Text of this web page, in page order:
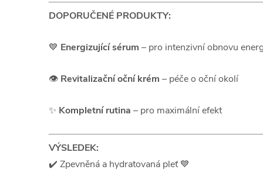
DOPORUČENÉ PRODUKTY:
💙 Energizující sérum – pro intenzivní obnovu
👁️ Revitalizační oční krém – péče o oční okolí
✨ Kompletní rutina – pro maximální efekt
VÝSLEDEK:
✔️ Zpevněná a hydratovaná pleť 💙